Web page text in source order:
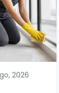
2026